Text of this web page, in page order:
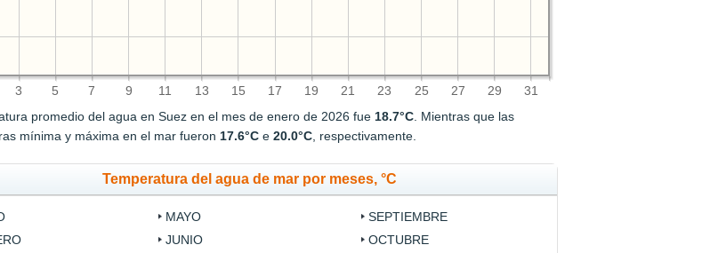
3 5 7 9 11 13 15 17 19 21 23 25 27 29 31
promedio del agua en Suez en el mes de enero de 2026 fue18.7°C. Mientras que las
mínima y máxima en el mar fueron17.6°C e20.0°C, respectivamente.
Temperatura del agua de mar por meses, °C
MAYO
JUNIO
SEPTIEMBRE
OCTUBRE